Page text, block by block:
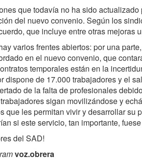
que todavía no ha sido
del nuevo convenio. Según los
que incluye entre otras mejoras
varios frentes abiertos: por una
en el nuevo convenio, que
temporales están en la
dispone de 17.000 trabajadores y el
de la falta de profesionales
sigan movilizándose y
que les permitan vivir y desarrollar su
si este servicio, tan importante,
del SAD!
voz.obrera